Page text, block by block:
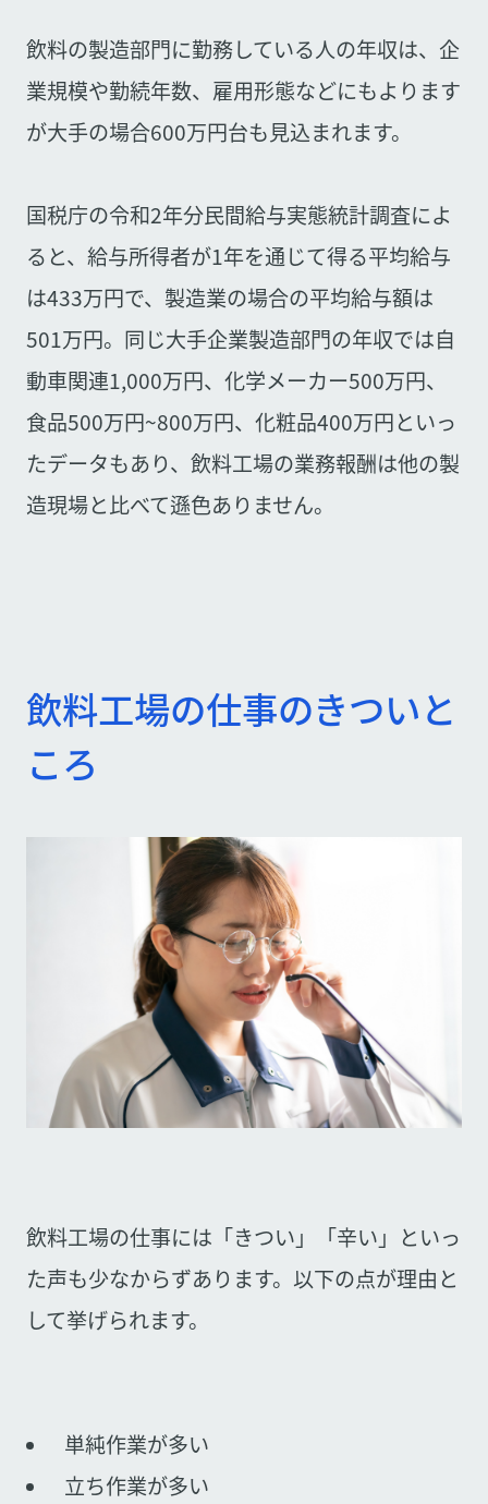
飲料の製造部門に勤務している人の年収は、企
業規模や勤続年数、雇用形態などにもよります
が大手の場合600万円台も見込まれます。
国税庁の令和2年分民間給与実態統計調査によ
ると、給与所得者が1年を通じて得る平均給与
は433万円で、製造業の場合の平均給与額は
501万円。同じ大手企業製造部門の年収では自
動車関連1,000万円、化学メーカー500万円、
食品500万円~800万円、化粧品400万円といっ
たデータもあり、飲料工場の業務報酬は他の製
造現場と比べて遜色ありません。
飲料工場の仕事のきついと
ころ
飲料工場の仕事には「きつい」「辛い」といっ
た声も少なからずあります。以下の点が理由と
して挙げられます。
単純作業が多い
立ち作業が多い